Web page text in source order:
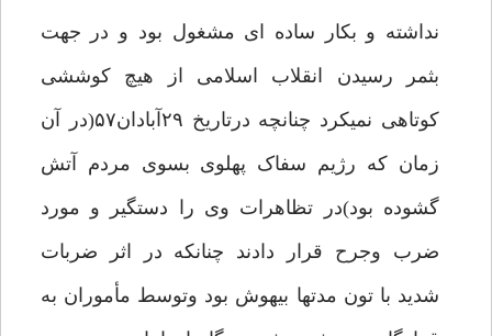
نداشته و بکار ساده ای مشغول بود و در جهت
بثمر رسیدن انقلاب اسلامی از هیچ کوششی
کوتاهی نمیکرد چنانچه درتاریخ ۲۹آبادان۵۷(در آن
زمان که رژیم سفاک پهلوی بسوی مردم آتش
گشوده بود)در تظاهرات وی را دستگیر و مورد
ضرب وجرح قرار دادند چنانکه در اثر ضربات
شدید با تون مدتها بیهوش بود وتوسط مأموران به